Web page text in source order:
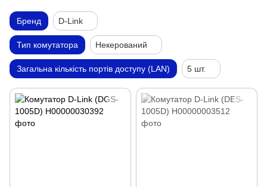
Бренд D-Link
Тип комутатора Некерований
Загальна кількість портів доступу (LAN) 5 шт.